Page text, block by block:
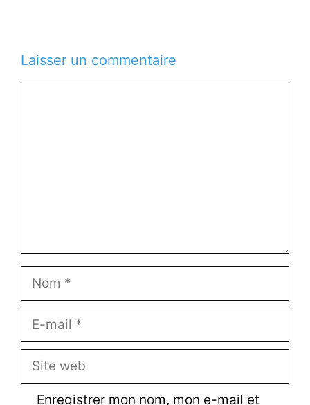
Laisser un commentaire
Nom
E-
Site
Enregistrer mon nom, mon e-mail et